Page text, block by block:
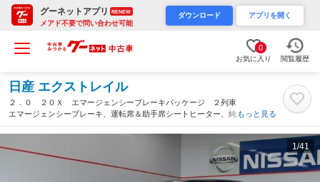
グーネットアプリ RENEW
メアド不要で問い合わせ可能
ダウンロード アプリを開く
0
お気に入り 閲覧履歴
日産 エクストレイル
２．０ ２０Ｘ エマージェンシーブレーキパッケージ ２列車
エマージェンシーブレーキ、運転席＆助手席シートヒーター、純正
９インチナビ／バックモニター、ＥＴＣ、ドライブレコーダー【防
錆未施工】（沖縄県）
もっと見る
1 /41